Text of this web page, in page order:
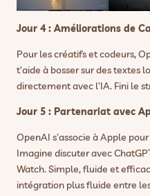
Jour 4 : Améliorations de
Pour les créatifs et codeurs,
t’aide à bosser sur des textes
directement avec l’IA. Fini le
Jour 5 : Partenariat avec
OpenAI s’associe à Apple
Imagine discuter avec
Watch. Simple, fluide et
intégration plus fluide entre